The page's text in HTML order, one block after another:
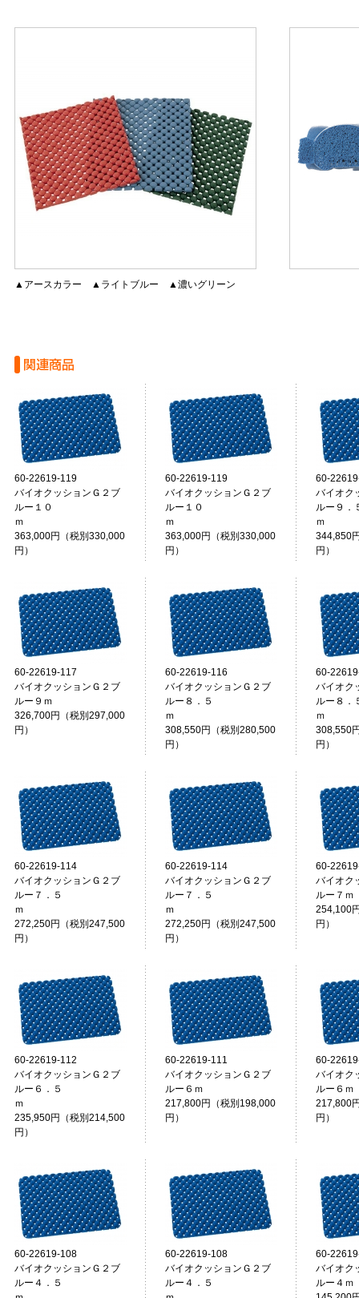
▲アースカラー ▲ライトブルー ▲濃いグリーン
60-22619-119
バイオクッションＧ２ブ
ルー１０
ｍ
363,000円（税別330,000
円）
60-22619-119
バイオクッションＧ２ブ
ルー１０
ｍ
363,000円（税別330,000
円）
60-
バイオク
ルー９．
344,850
円）
60-22619-117
バイオクッションＧ２ブ
ルー９ｍ
326,700円（税別297,000
円）
60-22619-116
バイオクッションＧ２ブ
ルー８．５
ｍ
308,550円（税別280,500
円）
60-
バイオク
ルー８．
308,550
円）
60-22619-114
バイオクッションＧ２ブ
ルー７．５
ｍ
272,250円（税別247,500
円）
60-22619-114
バイオクッションＧ２ブ
ルー７．５
ｍ
272,250円（税別247,500
円）
60-
バイオク
ルー７ｍ
254,100
円）
60-22619-112
バイオクッションＧ２ブ
ルー６．５
ｍ
235,950円（税別214,500
円）
60-22619-111
バイオクッションＧ２ブ
ルー６ｍ
217,800円（税別198,000
円）
60-
バイオク
ルー６ｍ
217,800
円）
60-22619-108
バイオクッションＧ２ブ
ルー４．５
60-22619-108
バイオクッションＧ２ブ
ルー４．５
60-
バイオク
ルー４ｍ